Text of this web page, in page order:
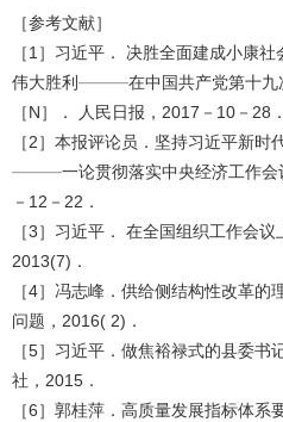
［参考文献］
［1 ］习近平． 决胜全面建成小康
伟大胜利———在中国共产党第十九
［N］． 人民日报， 2017 － 10 － 28 ．
［2］本报评论员．坚持习近平新时
———一论贯彻落实中央经济工作会
－ 12 － 22 ．
［3］习近平． 在全国组织工作会议
2013(7) ．
［4］冯志峰．供给侧结构性改革的
问题， 2016( 2) ．
［5］习近平．做焦裕禄式的县委书
社， 2015 ．
［6］郭桂萍．高质量发展指标体系